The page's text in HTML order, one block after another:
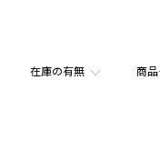
在庫の有無 商